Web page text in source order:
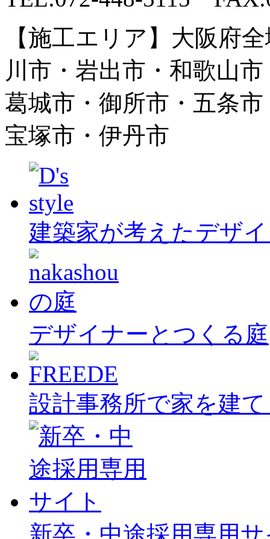
【施工エリア】大阪府
川市・岩出市・和歌山
葛城市・御所市・五条
宝塚市・伊丹市
建築家が考えたデザ
デザイナーとつくる庭
設計事務所で家を建